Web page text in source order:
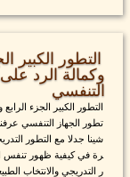
التطور الكبير
وكمالة الرد
التنفسي
التطور الكبير الجزء
تطور الجهاز التنفسي
شينا جدلا مع التطور
رة في كيفية ظهور تنفس
ر التدريجي والانتخاب